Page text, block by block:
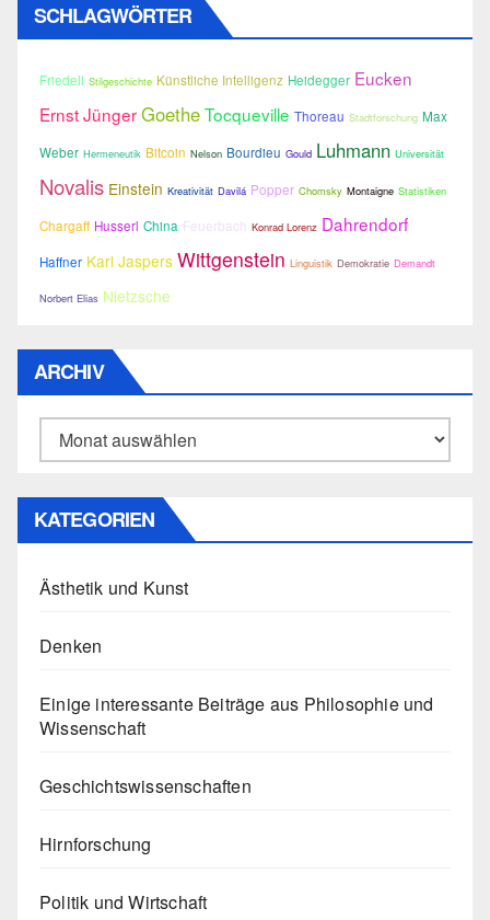
SCHLAGWÖRTER
Friedell Stilgeschichte Künstliche Intelligenz Heidegger Eucken
Ernst JüngerGoetheTocqueville Thoreau Stadtforschung Max
Weber Hermeneutik Bitcoin Nelson Bourdieu Gould Luhmann Universität
Novalis Einstein Kreativität Davilá Popper Chomsky Montaigne Statistiken
Chargaff Husserl China Feuerbach Konrad Lorenz Dahrendorf
Haffner Karl Jaspers Wittgenstein Linguistik Demokratie Demandt
Norbert Elias Nietzsche
ARCHIV
Archiv
KATEGORIEN
Ästhetik und Kunst
Denken
Einige interessante Beiträge aus Philosophie und
Wissenschaft
Geschichtswissenschaften
Hirnforschung
Politik und Wirtschaft